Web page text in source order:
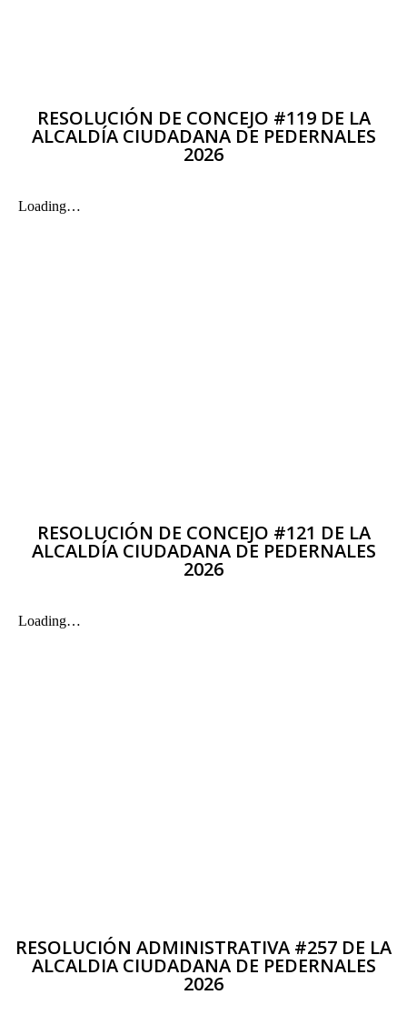
RESOLUCIÓN DE CONCEJO #119 DE LA
ALCALDÍA CIUDADANA DE PEDERNALES
2026
RESOLUCIÓN DE CONCEJO #121 DE LA
ALCALDÍA CIUDADANA DE PEDERNALES
2026
RESOLUCIÓN ADMINISTRATIVA #257 DE LA
ALCALDIA CIUDADANA DE PEDERNALES
2026